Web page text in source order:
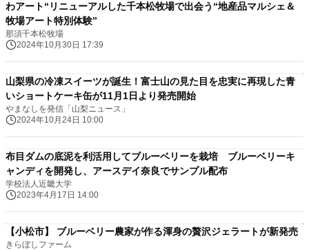
わアート“リニューアルした千本松牧場で出会う“地産品マルシェ＆
牧場アート特別体験”
那須千本松牧場
2024年10月30日 17:39
山梨県の冷凍スイーツが誕生！富士山の見た目を忠実に再現した青
いショートケーキ缶が11月1日より発売開始
やまなしを発信「山梨ニュース」
2024年10月24日 10:00
布目ダムの底泥を利活用してブルーベリーを栽培 ブルーベリーキ
ャンディを開発し、アースデイ奈良でサンプル配布
学校法人近畿大学
2023年4月17日 14:00
【小松市】 ブルーベリー農家が作る渾身の贅沢ジェラートが新発売
きらぼしファーム